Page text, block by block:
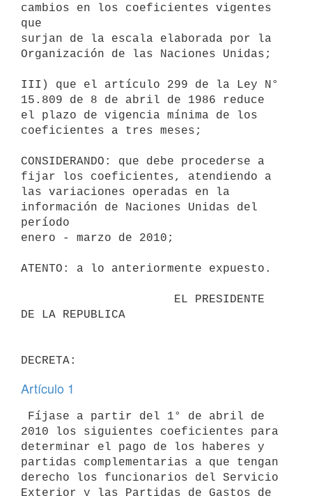
cambios en los coeficientes vigentes
que
surjan de la escala elaborada por la
Organización de las Naciones Unidas;
III) que el artículo 299 de la Ley N°
15.809 de 8 de abril de 1986 reduce
el plazo de vigencia mínima de los
coeficientes a tres meses;
CONSIDERANDO: que debe procederse a
fijar los coeficientes, atendiendo a
las variaciones operadas en la
información de Naciones Unidas del
período
enero - marzo de 2010;
ATENTO: a lo anteriormente expuesto.
DE LA REPUBLICA
Artículo 1
2010 los siguientes coeficientes para
determinar el pago de los haberes y
partidas complementarias a que tengan
derecho los funcionarios del Servicio
Exterior y las Partidas de Gastos de